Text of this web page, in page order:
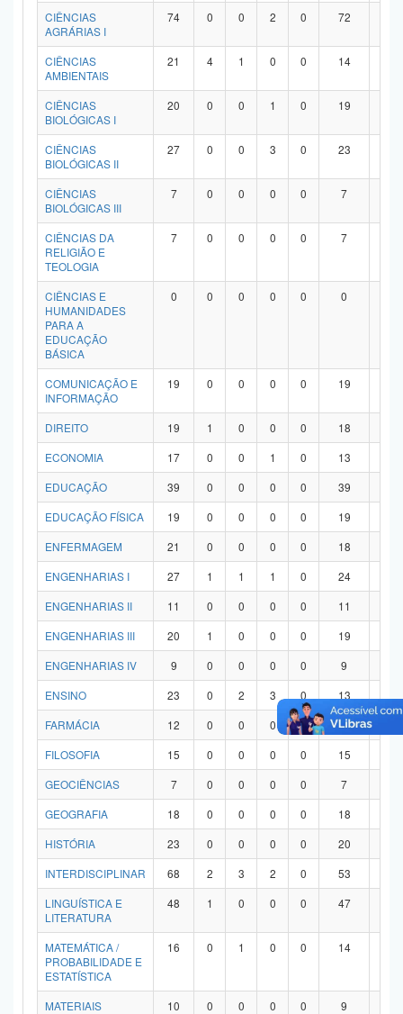
CIÊNCIAS
AGRÁRIAS I
74 0 0 2 0 72
CIÊNCIAS
AMBIENTAIS
21 4 1 0 0 14
CIÊNCIAS
BIOLÓGICAS I
20 0 0 1 0 19
CIÊNCIAS
BIOLÓGICAS II
27 0 0 3 0 23
CIÊNCIAS
BIOLÓGICAS III
7 0 0 0 0 7
CIÊNCIAS DA
RELIGIÃO E
TEOLOGIA
7 0 0 0 0 7
CIÊNCIAS E
HUMANIDADES
PARA A
EDUCAÇÃO
BÁSICA
0 0 0 0 0 0
COMUNICAÇÃO E
INFORMAÇÃO
19 0 0 0 0 19
DIREITO 19 1 0 0 0 18
ECONOMIA
17 0 0 1 0 13
EDUCAÇÃO
39 0 0 0 0 39
EDUCAÇÃO FÍSICA
19 0 0 0 0 19
ENFERMAGEM
21 0 0 0 0 18
ENGENHARIAS I
27 1 1 1 0 24
ENGENHARIAS II
11 0 0 0 0 11
ENGENHARIAS III
20 1 0 0 0 19
ENGENHARIAS IV
9 0 0 0 0 9
ENSINO
23 0 2 3 0 13
FARMÁCIA
12 0 0 0 0 12
FILOSOFIA
15 0 0 0 0 15
GEOCIÊNCIAS
7 0 0 0 0 7
GEOGRAFIA
18 0 0 0 0 18
HISTÓRIA
23 0 0 0 0 20
INTERDISCIPLINAR
68 2 3 2 0 53
LINGUÍSTICA E
LITERATURA
48 1 0 0 0 47
MATEMÁTICA /
PROBABILIDADE E
ESTATÍSTICA
16 0 1 0 0 14
MATERIAIS 10 0 0 0 0 9